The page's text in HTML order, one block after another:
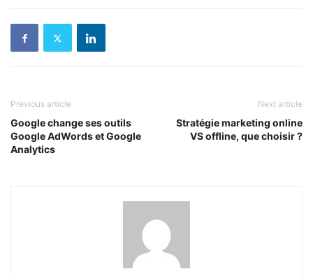
Previous article
Google change ses outils
Google AdWords et Google
Analytics
Next article
Stratégie marketing online
VS offline, que choisir ?